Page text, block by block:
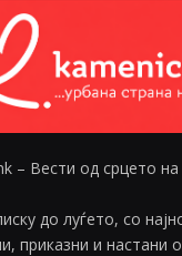
– Вести од срцето
до луѓето, со
приказни и настани